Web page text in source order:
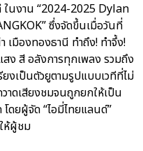
นงาน “2024-2025 Dylan
ซึ่งจัดขึ้นเมื่อวันที่
มืองทองธานี ทำถึง! ทำจึ้ง!
สง สี อลังการทุกเพลง รวมถึง
งเป็นตัวยูตามรูปแบบเวทีที่ไม่
าดเสียงชมจนถูกยกให้เป็น
ดยผู้จัด “ไอมี่ไทยแลนด์”
ห้ผู้ชม